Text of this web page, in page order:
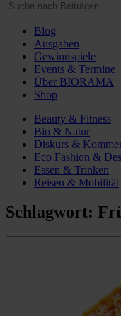
Blog
Ausgaben
Gewinnspiele
Events & Termine
Über BIORAMA
Shop
Beauty & Fitness
Bio & Natur
Diskurs &
Eco Fashion &
Essen & Trinken
Reisen & Mobilität
Schlagwort: